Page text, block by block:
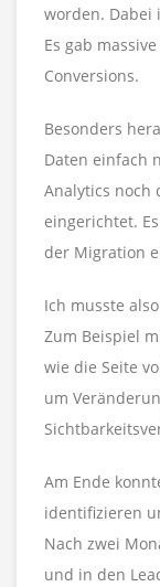
worden. Dabei
Es gab
Conversions.
Besonders
Daten einfach
Analytics noch
eingerichtet.
der Migration
Ich musste
Zum Beispiel
wie die Seite
um
Am Ende
identifizieren
Nach zwei
und in den